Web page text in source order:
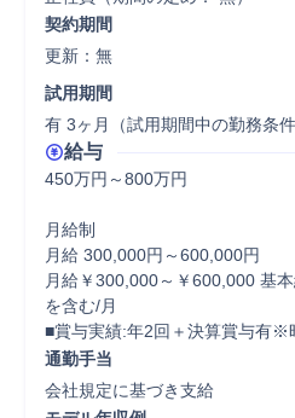
契約期間
更新：無
試用期間
有 3ヶ月（試用期間中の勤務条件
給与
450万円～800万円
月給制
月給 300,000円～600,000円
月給￥300,000～￥600,000 基
を含む/月
■賞与実績:年2回＋決算賞与有※
通勤手当
会社規定に基づき支給